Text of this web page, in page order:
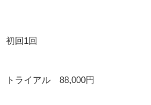
初回1回
トライアル 88,000円